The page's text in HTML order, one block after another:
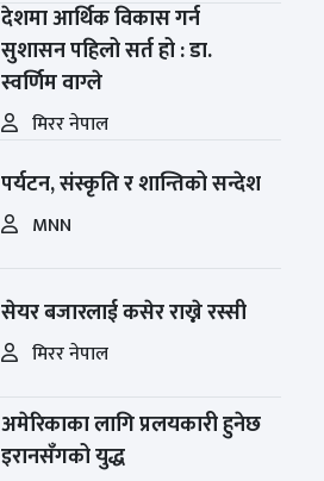
देशमा आर्थिक विकास गर्न
सुशासन पहिलो सर्त हो : डा.
स्वर्णिम वाग्ले
मिरर नेपाल
पर्यटन, संस्कृति र शान्तिको सन्देश
MNN
सेयर बजारलाई कसेर राख्ने रस्सी
मिरर नेपाल
अमेरिकाका लागि प्रलयकारी हुनेछ
इरानसँगको युद्ध